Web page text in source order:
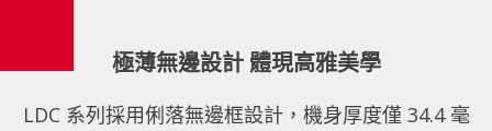
極薄無邊設計 體現高雅美學
LDC 系列採用俐落無邊框設計，機身厚度僅 34.4 毫